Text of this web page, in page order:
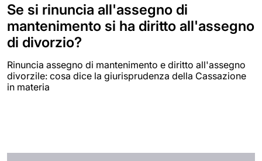
Se si rinuncia all'assegno di
mantenimento si ha diritto all'assegno
di divorzio?
Rinuncia assegno di mantenimento e diritto all'assegno
divorzile: cosa dice la giurisprudenza della Cassazione
in materia